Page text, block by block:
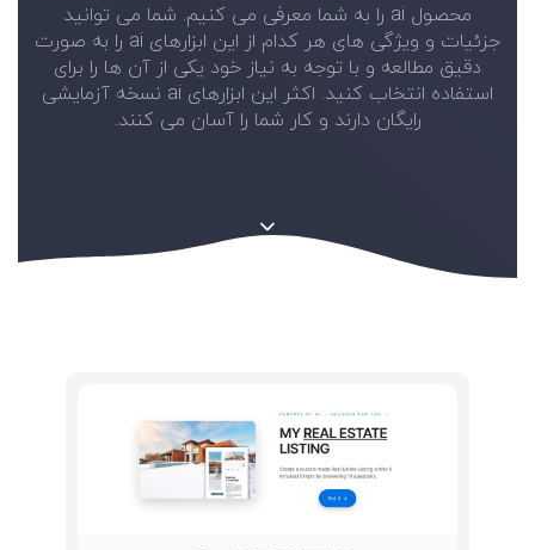
محصول ai را به شما معرفی می کنیم. شما می توانید
جزئیات و ویژگی های هر کدام از این ابزارهای ai را به صورت
دقیق مطالعه و با توجه به نیاز خود یکی از آن ها را برای
استفاده انتخاب کنید. اکثر این ابزارهای ai نسخه آزمایشی
رایگان دارند و کار شما را آسان می کنند.